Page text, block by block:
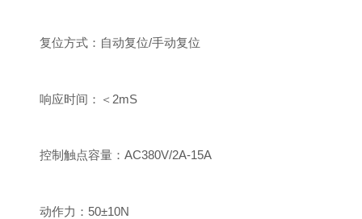
复位方式：自动复位/手动复位
响应时间：＜2mS
控制触点容量：AC380V/2A-15A
动作力：50±10N